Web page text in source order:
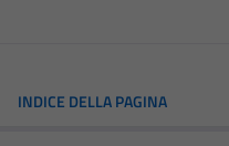
INDICE DELLA PAGINA